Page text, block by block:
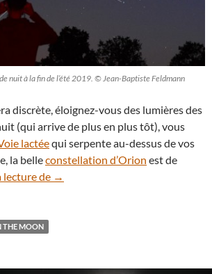
nuit à la fin de l’été 2019. © Jean-Baptiste Feldmann
discrète, éloignez-vous des lumières des
(qui arrive de plus en plus tôt), vous
lactéequi serpente au-dessus de vos
la belleconstellation d’Orion est de
de Que voir dans le ciel nocturne
→
THE MOON